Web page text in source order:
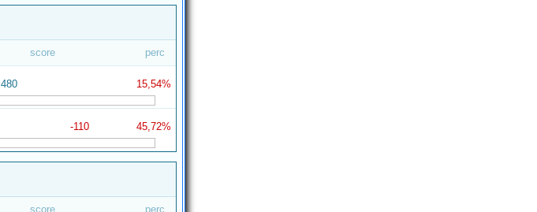
score perc
480 15,54%
-110 45,72%
score perc